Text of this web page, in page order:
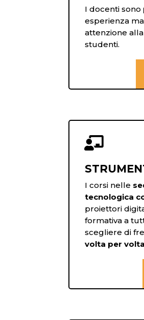
I docenti sono
esperienza
attenzione
studenti.

I corsi nelle
tecnologica
proiettori
formativa a
scegliere di
volta per